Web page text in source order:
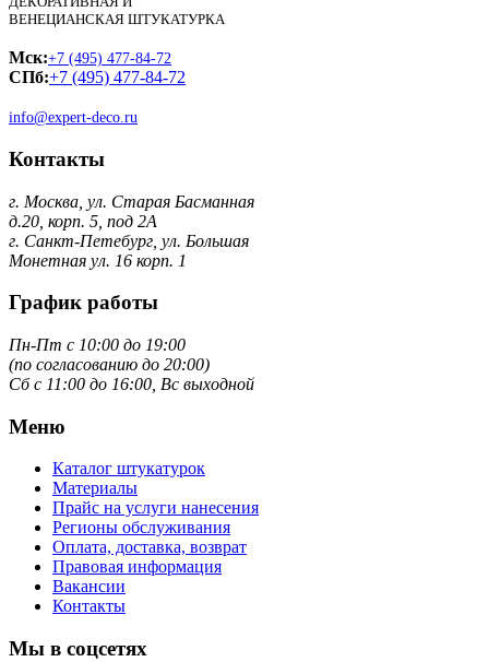
ВЕНЕЦИАНСКАЯ ШТУКАТУРКА
Мск:+7 (495) 477-84-72
СПб:+7 (495) 477-84-72
info@expert-deco.ru
Контакты
г. Москва, ул. Старая Басманная
д.20, корп. 5, под 2А
г. Санкт-Петебург, ул. Большая
Монетная ул. 16 корп. 1
График работы
Пн-Пт с 10:00 до 19:00
(по согласованию до 20:00)
Сб с 11:00 до 16:00, Вс выходной
Меню
Каталог штукатурок
Материалы
Прайс на услуги нанесения
Регионы обслуживания
Оплата, доставка, возврат
Правовая информация
Вакансии
Контакты
Мы в соцсетях